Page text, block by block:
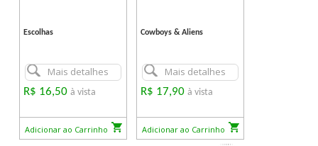
Escolhas
Mais detalhes
R$ 16,50à vista
Adicionar ao Carrinho
Cowboys & Aliens
Mais detalhes
R$ 17,90à vista
Adicionar ao Carrinho